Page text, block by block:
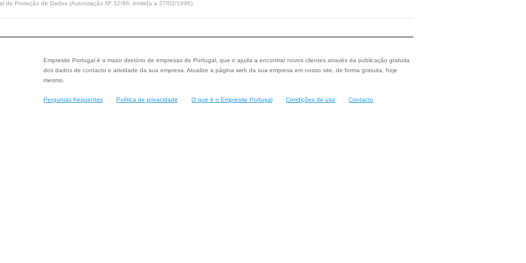
de Proteção de Dados (Autorização Nº 32/96, emitida a 27/02/1996).
Empresite Portugal é o maior diretório de empresas de Portugal, que o ajuda a encontrar novos clientes através da publicação gratuita
dos dados de contacto e atividade da sua empresa. Atualize a página web da sua empresa em nosso site, de forma gratuita, hoje
mesmo.
Perguntas frequentes Política de privacidade O que é o Empresite Portugal Condições de uso Contacto